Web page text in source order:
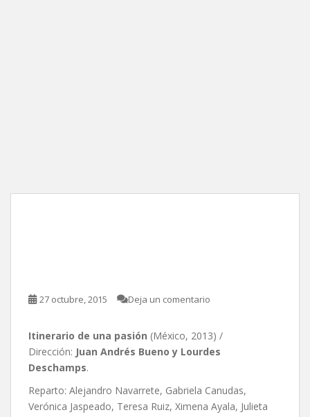
27 octubre, 2015 Deja un comentario
Itinerario de una pasión (México, 2013) /
Dirección: Juan Andrés Bueno y Lourdes
Deschamps.
Reparto: Alejandro Navarrete, Gabriela Canudas,
Verónica Jaspeado, Teresa Ruiz, Ximena Ayala, Julieta